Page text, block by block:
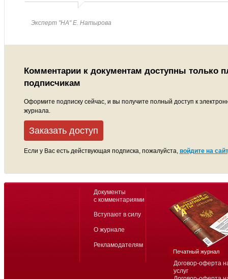
Эксперт "НА" Е. Натырова
Комментарии к документам доступны только
подписчикам
Оформите подписку сейчас, и вы получите полный доступ к
журнала.
Заказать доступ
Если у Вас есть действующая подписка, пожалуйста, войдите на
Договор-оферта
услуг
Документы
с комментариями
Вступают в силу
О журнале
Рекламодателям
Печатный журнал